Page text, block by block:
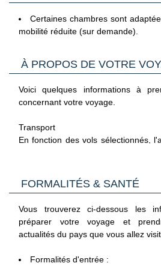
Avec participation (€) :
Location de voitures
Certaines chambres sont
mobilité réduite (sur demande).
À PROPOS DE VOTRE
Voici quelques informations à
concernant votre voyage.
Transport
En fonction des vols sélectionnés,
différer de celui de votre arrivée
les vols spéciaux, l'aéroport n'est
de départ/arrivée en comporte
Orly).
province peuvent aussi
intérieur.
Bagages « spéciaux »
FORMALITÉS & SANTÉ
Vous trouverez ci-dessous les
préparer votre voyage et
actualités du pays que vous allez
Formalités d'entrée :